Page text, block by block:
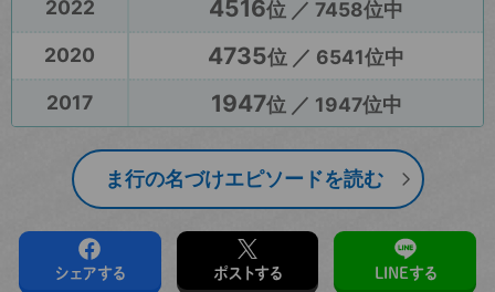
2022
4516位 ／ 7458位中
2020
4735位 ／ 6541位中
2017
1947位 ／ 1947位中
ま行の名づけエピソードを読む
シェアする ポストする LINEする